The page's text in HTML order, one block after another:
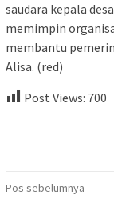
saudara kepala
memimpin
membantu
Alisa. (red)
Post Views: 700
Navigasi
Pos sebelumnya